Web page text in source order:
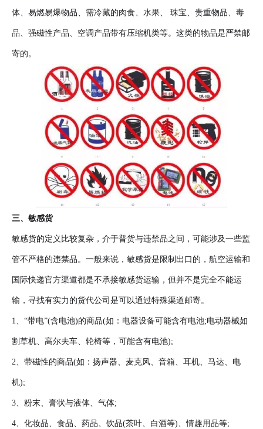
体、易燃易爆物品、需冷藏的肉食、水果、 珠宝、贵重物品、毒
品、强磁性产品、空调产品带有压缩机类等。这类的物品是严禁邮
寄的。
三、敏感货
敏感货的定义比较复杂，介于普货与违禁品之间，可能涉及一些监
管不严格的违禁品。一般来说，敏感货是限制出口的，航空运输和
国际快递官方渠道都是不承接敏感货运输，但并不是完全不能运
输，寻找有实力的货代公司是可以通过特殊渠道邮寄。
1、“带电”(含电池)的商品(如：电器设备可能含有电池;电动器械如
割草机、高尔夫车、轮椅等，可能含有电池);
2、带磁性的商品(如：扬声器、麦克风、音箱、耳机、马达、电
机);
3、粉末、膏状与液体、气体;
4、化妆品、食品、药品、饮品(茶叶、白酒等)、情趣用品等;